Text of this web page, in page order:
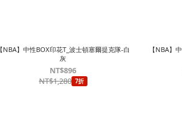
【NBA】中性BOX印花T_波士頓塞爾提克隊-白
灰
NT$896
NT$1,280 7折
【NBA】